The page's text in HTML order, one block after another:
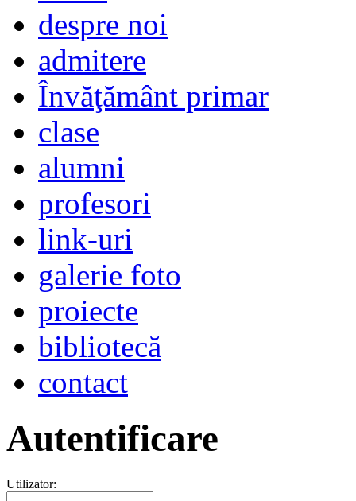
despre noi
admitere
Învăţământ primar
clase
alumni
profesori
link-uri
galerie foto
proiecte
bibliotecă
contact
Autentificare
Utilizator: